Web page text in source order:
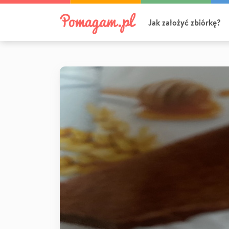
Jak założyć zbiórkę?